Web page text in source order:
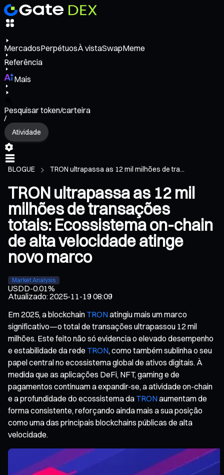
MercadosPerpétuosÀ vistaSwapMeme
Referência
Mais
Pesquisar token/carteira
/
Atividade
BLOGUE TRON ultrapassa as 12 mil milhões de tra...
TRON ultrapassa as 12 mil
milhões de transações
totais: Ecossistema on-chain
de alta velocidade atinge
novo marco
Market Analysis
USDD-0.01%
Atualizado:2025-11-19 08:09
Em 2025, a blockchain TRONatingiu mais um marco
significativo—o total de transações ultrapassou 12 mil
milhões. Este feito não só evidencia o elevado desempenho
e estabilidade da rede TRON, como também sublinha o seu
papel central no ecossistema global de ativos digitais. À
medida que as aplicações DeFi, NFT, gaming e de
pagamentos continuam a expandir-se, a atividade on-chain
e a profundidade do ecossistema da TRONaumentam de
forma consistente, reforçando ainda mais a sua posição
como uma das principais blockchains públicas de alta
velocidade.